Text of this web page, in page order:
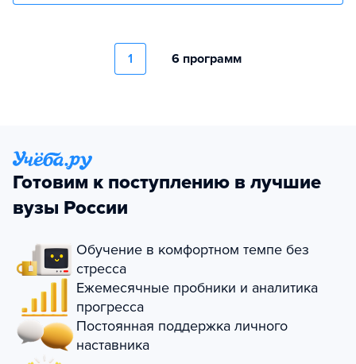
1 6 программ
Готовим к поступлению в лучшие
вузы России
Обучение в комфортном темпе без
стресса
Ежемесячные пробники и аналитика
прогресса
Постоянная поддержка личного
наставника